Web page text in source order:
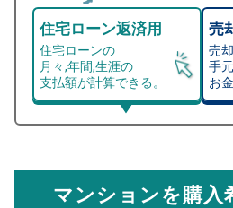
住宅ローン返済用
住宅ローンの
月々,年間,生涯の
支払額が計算できる。
売
売
手
お
総支払額シミュ
計算できます。
マンション売却シ
から売却にかかる諸経費が自動
金額がわかります。
マンションを購入